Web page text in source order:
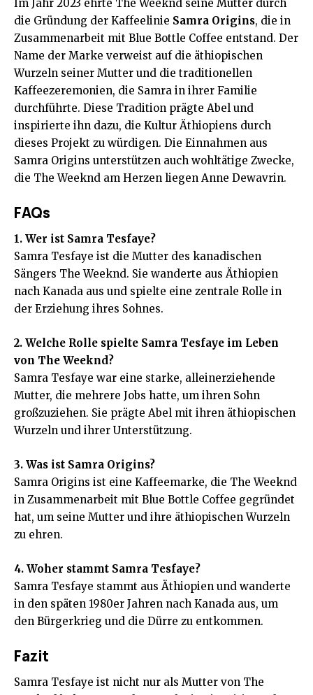
Im Jahr 2023 ehrte The Weeknd seine Mutter durch
die Gründung der Kaffeelinie Samra Origins, die in
Zusammenarbeit mit Blue Bottle Coffee entstand. Der
Name der Marke verweist auf die äthiopischen
Wurzeln seiner Mutter und die traditionellen
Kaffeezeremonien, die Samra in ihrer Familie
durchführte. Diese Tradition prägte Abel und
inspirierte ihn dazu, die Kultur Äthiopiens durch
dieses Projekt zu würdigen. Die Einnahmen aus
Samra Origins unterstützen auch wohltätige Zwecke,
die The Weeknd am Herzen liegen Anne Dewavrin.
FAQs
1. Wer ist Samra Tesfaye?
Samra Tesfaye ist die Mutter des kanadischen
Sängers The Weeknd. Sie wanderte aus Äthiopien
nach Kanada aus und spielte eine zentrale Rolle in
der Erziehung ihres Sohnes.
2. Welche Rolle spielte Samra Tesfaye im Leben
von The Weeknd?
Samra Tesfaye war eine starke, alleinerziehende
Mutter, die mehrere Jobs hatte, um ihren Sohn
großzuziehen. Sie prägte Abel mit ihren äthiopischen
Wurzeln und ihrer Unterstützung.
3. Was ist Samra Origins?
Samra Origins ist eine Kaffeemarke, die The Weeknd
in Zusammenarbeit mit Blue Bottle Coffee gegründet
hat, um seine Mutter und ihre äthiopischen Wurzeln
zu ehren.
4. Woher stammt Samra Tesfaye?
Samra Tesfaye stammt aus Äthiopien und wanderte
in den späten 1980er Jahren nach Kanada aus, um
den Bürgerkrieg und die Dürre zu entkommen.
Fazit
Samra Tesfaye ist nicht nur als Mutter von The